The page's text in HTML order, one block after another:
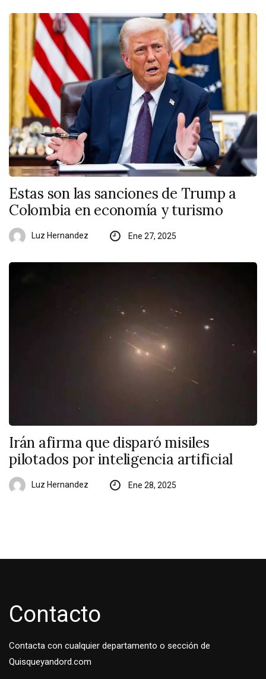
Estas son las sanciones de Trump a
Colombia en economía y turismo
Luz Hernandez Ene 27, 2025
Irán afirma que disparó misiles
pilotados por inteligencia artificial
Luz Hernandez Ene 28, 2025
Contacto
Contacta con cualquier departamento o sección de
Quisqueyandord.com